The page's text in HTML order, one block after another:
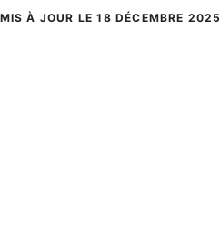
À JOUR LE 18 DÉCEMBRE 2025